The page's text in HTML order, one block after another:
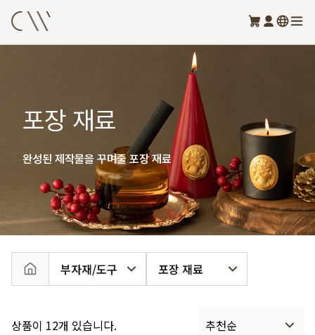
포장 재료
완성된 제작물을 꾸며줄 포장 재료
부자재/도구 포장 재료
상품이 12개 있습니다. 추천순